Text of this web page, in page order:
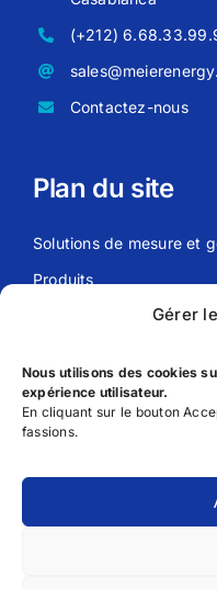
Gérer
Nous utilisons des cookies
expérience utilisateur.
En cliquant sur le bouton
fassions.
(+212)
Contactez-nous
Plan du site
Solutions de mesure et
Produits
Liens utils
Conditions générales